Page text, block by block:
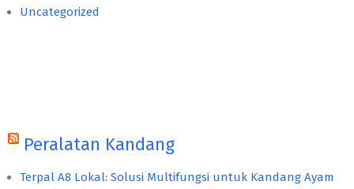
Uncategorized
Peralatan Kandang
Terpal A8 Lokal: Solusi Multifungsi untuk Kandang Ayam